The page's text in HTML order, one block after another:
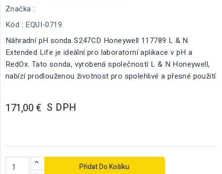
Značka :
Kód : EQUI-0719
Náhradní pH sonda S247CD Honeywell 117789 L & N
Extended Life je ideální pro laboratorní aplikace v pH a
RedOx. Tato sonda, vyrobená společností L & N Honeywell,
nabízí prodlouženou životnost pro spolehlivé a přesné použití
171,00 € S DPH
Přidat Do Košíku